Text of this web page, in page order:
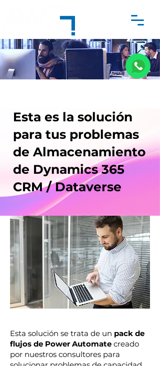
Esta es la solución
para tus problemas
de Almacenamiento
de Dynamics 365
CRM / Dataverse
Esta solución se trata de un pack de
flujos de Power Automate creado
por nuestros consultores para